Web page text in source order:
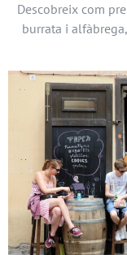
Descobreix com
burrata i